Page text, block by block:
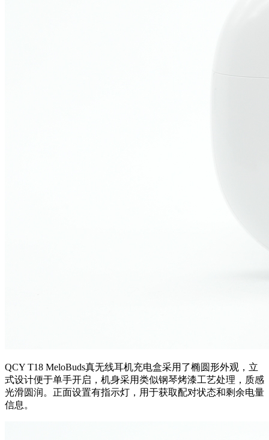
QCY T18 MeloBuds真无线耳机充电盒采用了椭圆形外观，立
式设计便于单手开启，机身采用类似钢琴烤漆工艺处理，质感
光滑圆润。正面设置有指示灯，用于获取配对状态和剩余电量
信息。